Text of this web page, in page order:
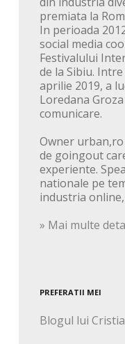
premiata la
In perioada
social media
Festivalului
de la Sibiu.
aprilie 2019, a
Loredana
comunicare.
Owner
de goingout
experiente.
nationale pe
industria
» Mai multe
PREFERATII MEI
Blogul lui